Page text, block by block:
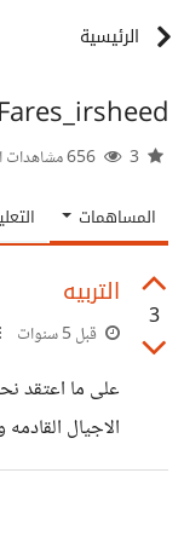
الرئيسية
Fares_irsheed
المساهمات
3
التربيه
قبل 5 سنوات
على ما اعتقد
الاجيال
كثيراً عن الدين